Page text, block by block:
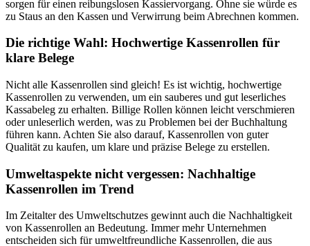
sorgen für einen reibungslosen Kassiervorgang. Ohne sie würde es
zu Staus an den Kassen und Verwirrung beim Abrechnen kommen.
Die richtige Wahl: Hochwertige Kassenrollen für
klare Belege
Nicht alle Kassenrollen sind gleich! Es ist wichtig, hochwertige
Kassenrollen zu verwenden, um ein sauberes und gut leserliches
Kassabeleg zu erhalten. Billige Rollen können leicht verschmieren
oder unleserlich werden, was zu Problemen bei der Buchhaltung
führen kann. Achten Sie also darauf, Kassenrollen von guter
Qualität zu kaufen, um klare und präzise Belege zu erstellen.
Umweltaspekte nicht vergessen: Nachhaltige
Kassenrollen im Trend
Im Zeitalter des Umweltschutzes gewinnt auch die Nachhaltigkeit
von Kassenrollen an Bedeutung. Immer mehr Unternehmen
entscheiden sich für umweltfreundliche Kassenrollen, die aus